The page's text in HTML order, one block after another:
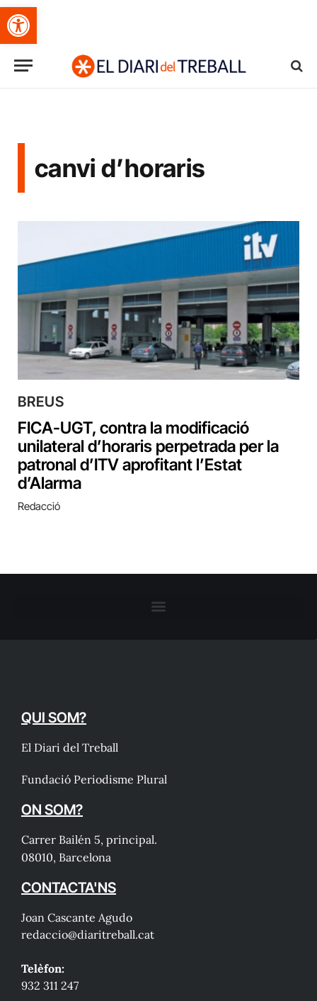
Obre la barra d'eines
canvi d’horaris
BREUS
FICA-UGT, contra la modificació
unilateral d’horaris perpetrada per la
patronal d’ITV aprofitant l’Estat
d’Alarma
Redacció
QUI SOM?
El Diari del Treball
Fundació Periodisme Plural
ON SOM?
Carrer Bailén 5, principal.
08010, Barcelona
CONTACTA'NS
Joan Cascante Agudo
redaccio@diaritreball.cat
Telèfon:
932 311 247